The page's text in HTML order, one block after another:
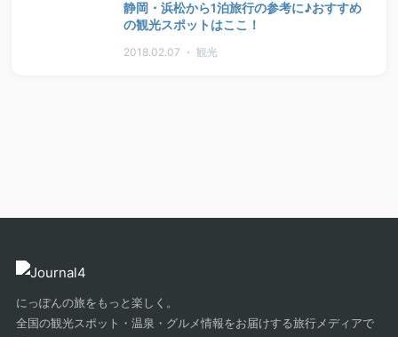
静岡・浜松から1泊旅行の参考に♪おすすめ
の観光スポットはここ！
2018.02.07 ・ 観光
にっぽんの旅をもっと楽しく。
全国の観光スポット・温泉・グルメ情報をお届けする旅行メディアで